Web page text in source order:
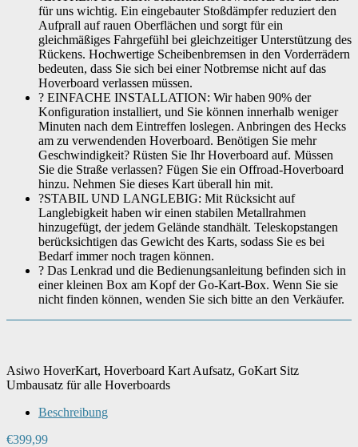
für uns wichtig. Ein eingebauter Stoßdämpfer reduziert den
Aufprall auf rauen Oberflächen und sorgt für ein
gleichmäßiges Fahrgefühl bei gleichzeitiger Unterstützung des
Rückens. Hochwertige Scheibenbremsen in den Vorderrädern
bedeuten, dass Sie sich bei einer Notbremse nicht auf das
Hoverboard verlassen müssen.
? EINFACHE INSTALLATION: Wir haben 90% der
Konfiguration installiert, und Sie können innerhalb weniger
Minuten nach dem Eintreffen loslegen. Anbringen des Hecks
am zu verwendenden Hoverboard. Benötigen Sie mehr
Geschwindigkeit? Rüsten Sie Ihr Hoverboard auf. Müssen
Sie die Straße verlassen? Fügen Sie ein Offroad-Hoverboard
hinzu. Nehmen Sie dieses Kart überall hin mit.
?STABIL UND LANGLEBIG: Mit Rücksicht auf
Langlebigkeit haben wir einen stabilen Metallrahmen
hinzugefügt, der jedem Gelände standhält. Teleskopstangen
berücksichtigen das Gewicht des Karts, sodass Sie es bei
Bedarf immer noch tragen können.
? Das Lenkrad und die Bedienungsanleitung befinden sich in
einer kleinen Box am Kopf der Go-Kart-Box. Wenn Sie sie
nicht finden können, wenden Sie sich bitte an den Verkäufer.
Asiwo HoverKart, Hoverboard Kart Aufsatz, GoKart Sitz
Umbausatz für alle Hoverboards
Beschreibung
€399,99